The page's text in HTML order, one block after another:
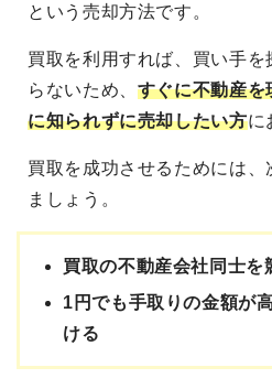
という売却方法です。
買取を利用すれば、買い手
らないため、 すぐに不動産を
に知られずに売却したい方に
買取を成功させるためには、
ましょう。
買取の不動産会社同士を
1円でも手取りの金額が
ける